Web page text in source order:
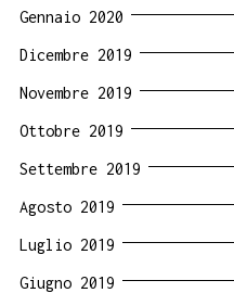
Gennaio 2020
Dicembre 2019
Novembre 2019
Ottobre 2019
Settembre 2019
Agosto 2019
Luglio 2019
Giugno 2019